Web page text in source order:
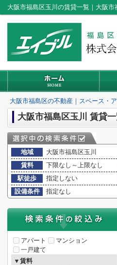
大阪市福島区玉川の賃貸一覧｜大阪
大阪市福島区の不動産｜スペース・
大阪市福島区玉川 賃貸
地域
大阪市福島区玉川
賃料
下限なし～上限なし
駅徒歩
指定しない
設備条件
指定なし
アパート
マンション
一戸建て
▼賃料